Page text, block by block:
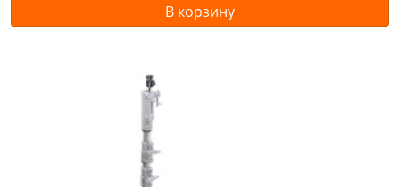
В корзину